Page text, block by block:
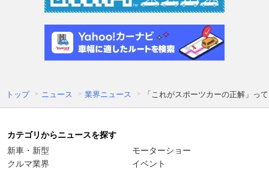
トップ ニュース 業界ニュース 「これがスポーツカーの正解」
カテゴリからニュースを探す
新車・新型
クルマ業界
モーターショー
イベント